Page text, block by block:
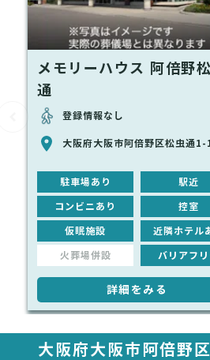
メモリーハウス 阿倍野
通
登録情報なし
大阪府大阪市阿倍野区松虫通
駐車場あり 駅近
コンビニあり 控室
仮眠施設 近隣ホテル
火葬場併設 バリアフリ
詳細をみる
大阪府大阪市阿倍野